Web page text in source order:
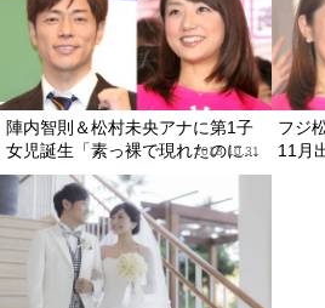
陣内智則＆松村未央アナに第1子
女児誕生「素っ裸で現れたのに...
2018.10.31
フジ
11月